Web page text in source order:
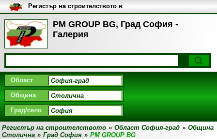
PM GROUP BG, Град София -
Галерия
Регистър на строителството в
България
Област
Община
Град/село
Регистър на строителството » Област София-град » Община
Столична » Град София » PM GROUP BG